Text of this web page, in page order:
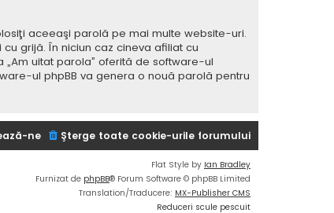
aceeaşi parolă pe mai multe website-uri.
grijă. În niciun caz cineva afiliat cu
uitat parola” oferită de software-ul
ul phpBB va genera o nouă parolă pentru
Şterge toate cookie-urile forumului
ne
Flat Style by Ian Bradley
Furnizat de phpBB® Forum Software © phpBB Limited
Translation/Traducere: MX-Publisher CMS
Reduceri scule pescuit